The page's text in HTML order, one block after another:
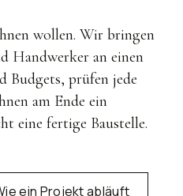
wollen. Wir bringen
Handwerker an einen
Budgets, prüfen jede
am Ende ein
eine fertige Baustelle.
ein Projekt abläuft